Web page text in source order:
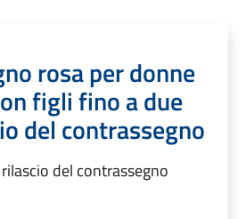
rosa per donne
figli fino a due
del contrassegno
del contrassegno